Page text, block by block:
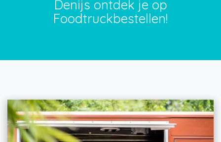
Denijs ontdek je op
Foodtruckbestellen!